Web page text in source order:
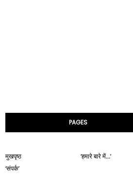
PAGES
मुखपृष्ठ
‘हमारे बारे में...’
‘संपर्क’